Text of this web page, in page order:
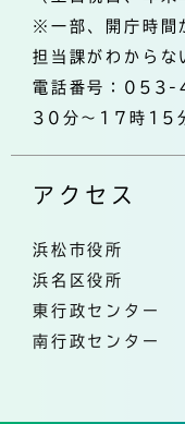
※一部、開庁時間
担当課がわから
電話番号：
30分～17時15
アクセス
浜松市役所
浜名区役所
東行政センター
南行政センター